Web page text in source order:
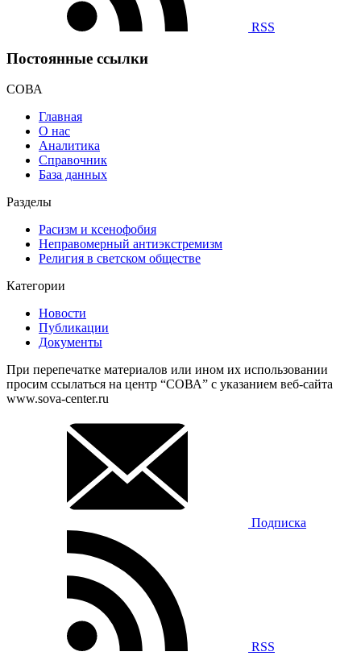
RSS
Постоянные ссылки
СОВА
Главная
О нас
Аналитика
Справочник
База данных
Разделы
Расизм и ксенофобия
Неправомерный антиэкстремизм
Религия в светском обществе
Категории
Новости
Публикации
Документы
При перепечатке материалов или ином их использовании
просим ссылаться на центр “СОВА” с указанием веб-сайта
www.sova-center.ru
Подписка
RSS